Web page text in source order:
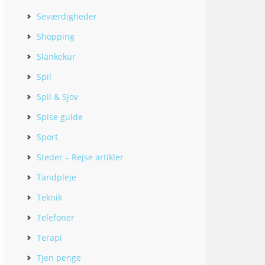
Seværdigheder
Shopping
Slankekur
Spil
Spil & Sjov
Spise guide
Sport
Steder – Rejse artikler
Tandpleje
Teknik
Telefoner
Terapi
Tjen penge